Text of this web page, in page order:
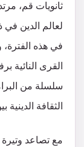
ثانويات قم،
لعالم الدين
في هذه
القرى
سلسلة من
الثقافة الدينية
مع تصاعد